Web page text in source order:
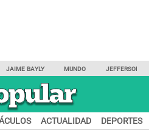
JAIME BAYLY MUNDO JEFFERSON
ACTUALIDAD DEPORTES